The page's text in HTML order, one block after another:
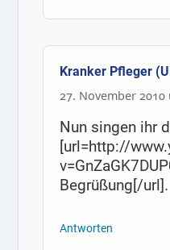
Kranker Pfleger
27. November 2010
Nun singen ihr
[url=http://
Begrüßung[/url].
Antworten